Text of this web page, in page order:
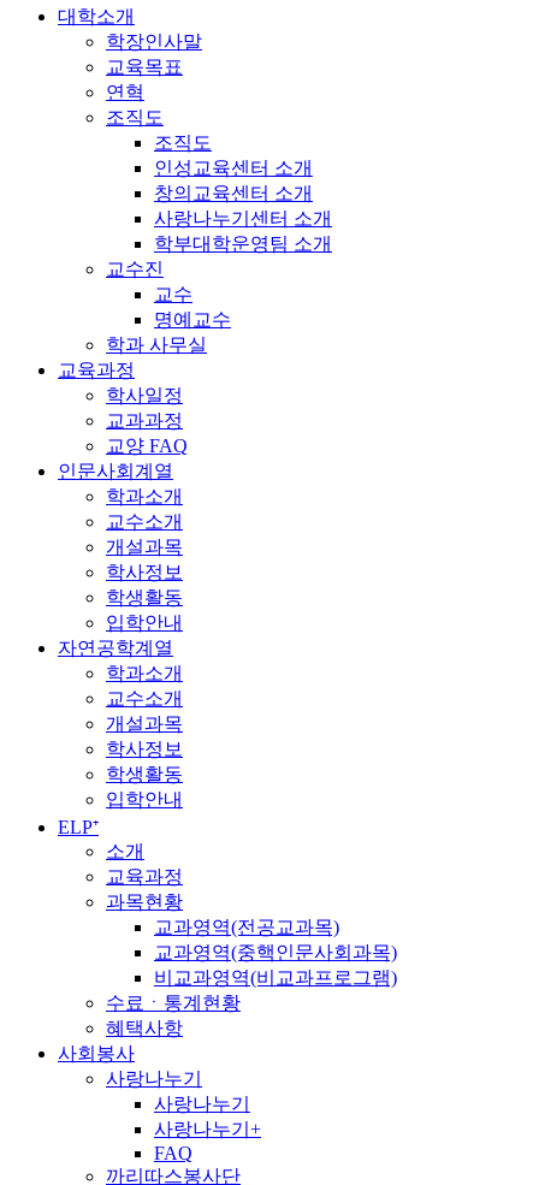
대학소개
학장인사말
교육목표
연혁
조직도
조직도
인성교육센터 소개
창의교육센터 소개
사랑나누기센터 소개
학부대학운영팀 소개
교수진
교수
명예교수
학과 사무실
교육과정
학사일정
교과과정
교양 FAQ
인문사회계열
학과소개
교수소개
개설과목
학사정보
학생활동
입학안내
자연공학계열
학과소개
교수소개
개설과목
학사정보
학생활동
입학안내
ELP⁺
소개
교육과정
과목현황
교과영역(전공교과목)
교과영역(중핵인문사회과목)
비교과영역(비교과프로그램)
수료ㆍ통계현황
혜택사항
사회봉사
사랑나누기
사랑나누기
사랑나누기+
FAQ
까리따스봉사단